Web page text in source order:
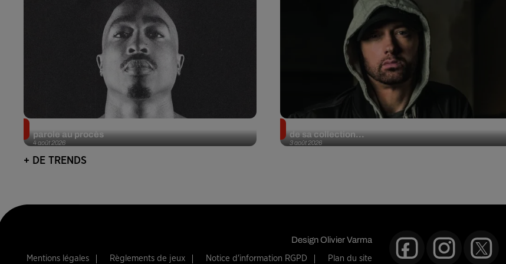
4 août 2026
parole au procès
3 août 2026
de sa collection...
+ DE TRENDS
DesignOlivier Varma
Mentions légales Règlements de jeux Notice d'information RGPD Plan du site